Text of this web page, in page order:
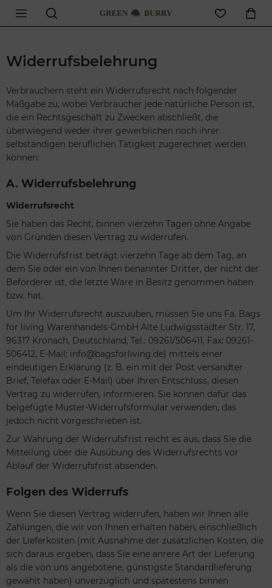
Widerrufsbelehrung
Verbrauchern steht ein Widerrufsrecht nach folgender
Maßgabe zu, wobei Verbraucher jede natürliche Person ist,
die ein Rechtsgeschäft zu Zwecken abschließt, die
überwiegend weder ihrer gewerblichen noch ihrer
selbständigen beruflichen Tätigkeit zugerechnet werden
können:
A. Widerrufsbelehrung
Widerrufsrecht
Sie haben das Recht, binnen vierzehn Tagen ohne Angabe
von Gründen diesen Vertrag zu widerrufen.
Die Widerrufsfrist beträgt vierzehn Tage ab dem Tag, an
dem Sie oder ein von Ihnen benannter Dritter, der nicht der
Beförderer ist, die letzte Ware in Besitz genommen haben
bzw. hat.
Um Ihr Widerrufsrecht auszuüben, müssen Sie uns Fa. Bags
for living Warenhandels-GmbH Alte Ludwigsstädter Str. 17,
96317 Kronach, Deutschland, Tel.: 09261/506411, Fax: 09261-
506412, E-Mail: info@bagsforliving.de) mittels einer
eindeutigen Erklärung (z. B. ein mit der Post versandter
Brief, Telefax oder E-Mail) über Ihren Entschluss, diesen
Vertrag zu widerrufen, informieren. Sie können dafür das
beigefügte Muster-Widerrufsformular verwenden, das
jedoch nicht vorgeschrieben ist.
Zur Wahrung der Widerrufsfrist reicht es aus, dass Sie die
Mitteilung über die Ausübung des Widerrufsrechts vor
Ablauf der Widerrufsfrist absenden.
Folgen des Widerrufs
Wenn Sie diesen Vertrag widerrufen, haben wir Ihnen alle
Zahlungen, die wir von Ihnen erhalten haben, einschließlich
der Lieferkosten (mit Ausnahme der zusätzlichen Kosten, die
sich daraus ergeben, dass Sie eine anrere Art der Lieferung
als die von uns angebotene, günstigste Standardlieferung
gewählt haben) unverzüglich und spätestens binnen